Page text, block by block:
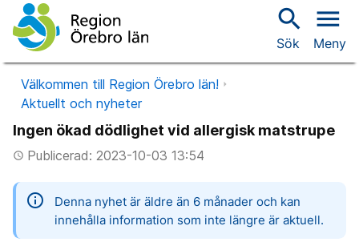
search
Sök
menu
Meny
Välkommen till Region Örebro län!
Aktuellt och nyheter
Ingen ökad dödlighet vid allergisk matstrupe
access_timePublicerad: 2023-10-03 13:54
information
Denna nyhet är äldre än 6 månader och kan
innehålla information som inte längre är aktuell.